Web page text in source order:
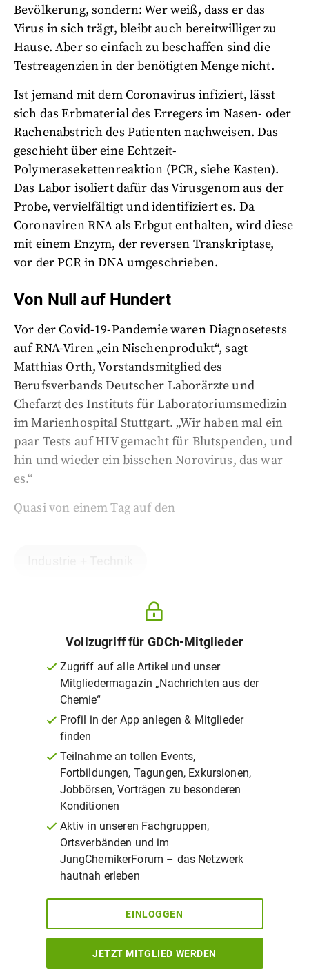
Bevölkerung, sondern: Wer weiß, dass er das
Virus in sich trägt, bleibt auch bereitwilliger zu
Hause. Aber so einfach zu beschaffen sind die
Testreagenzien in der benötigten Menge nicht.
Ist jemand mit dem Coronavirus infiziert, lässt
sich das Erbmaterial des Erregers im Nasen- oder
Rachenabstrich des Patienten nachweisen. Das
geschieht über eine Echtzeit-
Polymerasekettenreaktion (PCR, siehe Kasten).
Das Labor isoliert dafür das Virusgenom aus der
Probe, vervielfältigt und identifiziert es. Da
Coronaviren RNA als Erbgut enthalten, wird diese
mit einem Enzym, der reversen Transkriptase,
vor der PCR in DNA umgeschrieben.
Von Null auf Hundert
Vor der Covid-19-Pandemie waren Diagnosetests
auf RNA-Viren „ein Nischenprodukt“, sagt
Matthias Orth, Vorstandsmitglied des
Berufsverbands Deutscher Laborärzte und
Chefarzt des Instituts für Laboratoriumsmedizin
im Marienhospital Stuttgart. „Wir haben mal ein
paar Tests auf HIV gemacht für Blutspenden, und
hin und wieder ein bisschen Norovirus, das war
es.“
Quasi von einem Tag auf den
Vollzugriff für GDCh-Mitglieder
Zugriff auf alle Artikel und unser
Mitgliedermagazin „Nachrichten aus der
Chemie“
Profil in der App anlegen & Mitglieder
finden
Teilnahme an tollen Events,
Fortbildungen, Tagungen, Exkursionen,
Jobbörsen, Vorträgen zu besonderen
Konditionen
Aktiv in unseren Fachgruppen,
Ortsverbänden und im
JungChemikerForum – das Netzwerk
hautnah erleben
EINLOGGEN
JETZT MITGLIED WERDEN